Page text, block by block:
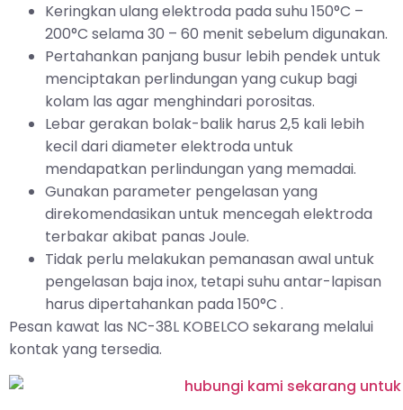
Keringkan ulang elektroda pada suhu 150°C –
200°C selama 30 – 60 menit sebelum digunakan.
Pertahankan panjang busur lebih pendek untuk
menciptakan perlindungan yang cukup bagi
kolam las agar menghindari porositas.
Lebar gerakan bolak-balik harus 2,5 kali lebih
kecil dari diameter elektroda untuk
mendapatkan perlindungan yang memadai.
Gunakan parameter pengelasan yang
direkomendasikan untuk mencegah elektroda
terbakar akibat panas Joule.
Tidak perlu melakukan pemanasan awal untuk
pengelasan baja inox, tetapi suhu antar-lapisan
harus dipertahankan pada 150°C .
Pesan kawat las NC-38L KOBELCO sekarang melalui
kontak yang tersedia.